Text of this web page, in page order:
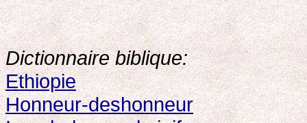
Dictionnaire biblique:
Ethiopie
Honneur-deshonneur